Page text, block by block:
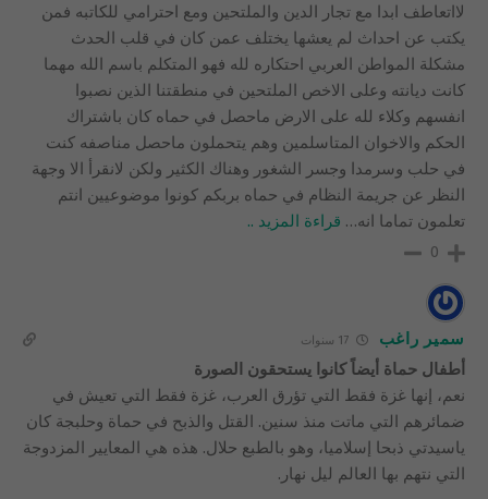
لااتعاطف ابدا مع تجار الدين والملتحين ومع احترامي للكاتبه فمن
يكتب عن احداث لم يعشها يختلف عمن كان في قلب الحدث
مشكلة المواطن العربي احتكاره لله فهو المتكلم باسم الله مهما
كانت ديانته وعلى الاخص الملتحين في منطقتنا الذين نصبوا
انفسهم وكلاء لله على الارض ماحصل في حماه كان باشتراك
الحكم والاخوان المتاسلمين وهم يتحملون ماحصل مناصفه كنت
في حلب وسرمدا وجسر الشغور وهناك الكثير ولكن لانقرأ الا وجهة
النظر عن جريمة النظام في حماه بربكم كونوا موضوعيين انتم
تعلمون تماما انه… قراءة المزيد ..
0
سمير راغب 17 سنوات
أطفال حماة أيضاً كانوا يستحقون الصورة
نعم، إنها غزة فقط التي تؤرق العرب، غزة فقط التي تعيش في
ضمائرهم التي ماتت منذ سنين. القتل والذبح في حماة وحلبجة كان
ياسيدتي ذبحا إسلاميا، وهو بالطبع حلال. هذه هي المعايير المزدوجة
التي نتهم بها العالم ليل نهار.